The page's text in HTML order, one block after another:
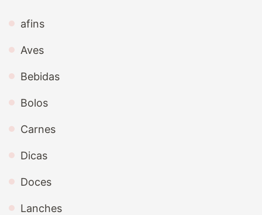
afins
Aves
Bebidas
Bolos
Carnes
Dicas
Doces
Lanches